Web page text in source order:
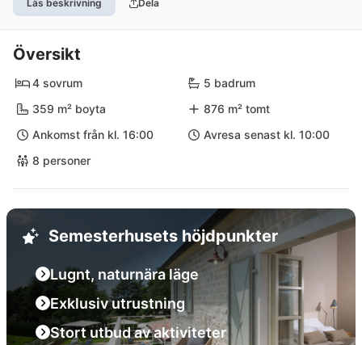
Läs beskrivning Dela
Översikt
4 sovrum
5 badrum
359 m² boyta
876 m² tomt
Ankomst från kl. 16:00
Avresa senast kl. 10:00
8 personer
Semesterhusets höjdpunkter
Lugnt, naturnära läge
Exklusiv utrustning
Stort utbud av aktiviteter